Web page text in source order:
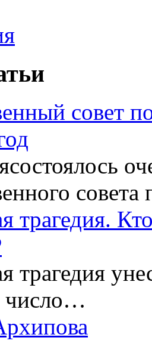
совет
трагедия.
трагедия
число…